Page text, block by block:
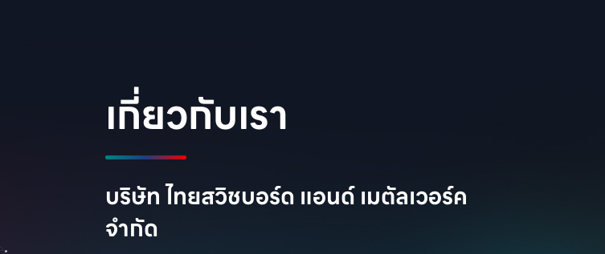
เกี่ยวกับเรา
บริษัท ไทยสวิชบอร์ด แอนด์ เมตัลเวอร์ค
จำกัด